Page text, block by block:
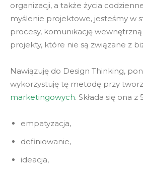
organizacji, a także życia
myślenie projektowe, jesteśmy w
procesy, komunikację
projekty, które nie są związane z
Nawiązuję do Design Thinking,
wykorzystuję tę metodę przy
marketingowych. Składa się ona
empatyzacja,
definiowanie,
ideacja,